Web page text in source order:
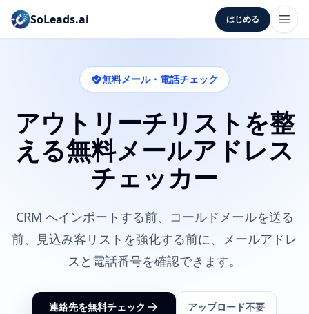
SoLeads.ai はじめる
無料メール・電話チェック
アウトリーチリストを整
える無料メールアドレス
チェッカー
CRM へインポートする前、コールドメールを送る
前、見込み客リストを強化する前に、メールアドレ
スと電話番号を確認できます。
連絡先を無料チェック アップロード不要